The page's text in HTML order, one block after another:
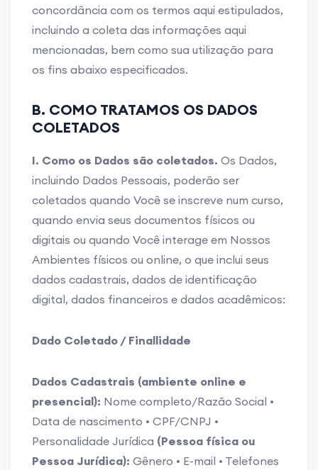
concordância com os termos aqui estipulados,
incluindo a coleta das informações aqui
mencionadas, bem como sua utilização para
os fins abaixo especificados.
B. COMO TRATAMOS OS DADOS
COLETADOS
I. Como os Dados são coletados. Os Dados,
incluindo Dados Pessoais, poderão ser
coletados quando Você se inscreve num curso,
quando envia seus documentos físicos ou
digitais ou quando Você interage em Nossos
Ambientes físicos ou online, o que inclui seus
dados cadastrais, dados de identificação
digital, dados financeiros e dados acadêmicos:
Dado Coletado / Finallidade
Dados Cadastrais (ambiente online e
presencial): Nome completo/Razão Social •
Data de nascimento • CPF/CNPJ •
Personalidade Jurídica (Pessoa física ou
Pessoa Jurídica): Gênero • E-mail • Telefones